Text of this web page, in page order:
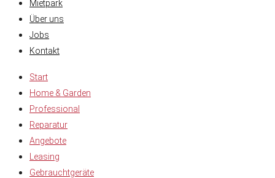
Mietpark
Über uns
Jobs
Kontakt
Start
Home & Garden
Professional
Reparatur
Angebote
Leasing
Gebrauchtgeräte